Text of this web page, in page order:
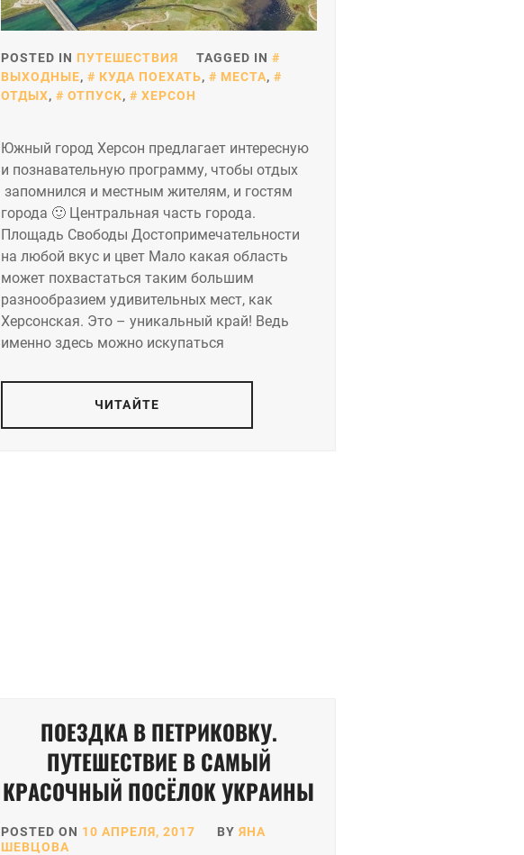
POSTED IN ПУТЕШЕСТВИЯ
TAGGED IN
ВЫХОДНЫЕ, КУДА ПОЕХАТЬ, МЕСТА,
ОТДЫХ, ОТПУСК, ХЕРСОН
Южный город Херсон предлагает интересную
и познавательную программу, чтобы отдых
запомнился и местным жителям, и гостям
города 🙂 Центральная часть города.
Площадь Свободы Достопримечательности
на любой вкус и цвет Мало какая область
может похвастаться таким большим
разнообразием удивительных мест, как
Херсонская. Это – уникальный край! Ведь
именно здесь можно искупаться
ЧИТАЙТЕ
ПОЕЗДКА В ПЕТРИКОВКУ.
ПУТЕШЕСТВИЕ В САМЫЙ
КРАСОЧНЫЙ ПОСЁЛОК УКРАИНЫ
POSTED ON 10 АПРЕЛЯ, 2017 BY ЯНА
ШЕВЦОВА